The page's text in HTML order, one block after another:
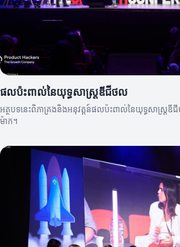
ផលប៉ះពាល់នៃយុទ្ធសាស្ត្រឌីជីថល
អត្ថបទនេះពិភាគ្រងនិងអនុវត្តន៍ផលប៉ះពាល់នៃយុទ្ធសាស្ត្រ
ម៉ាក។